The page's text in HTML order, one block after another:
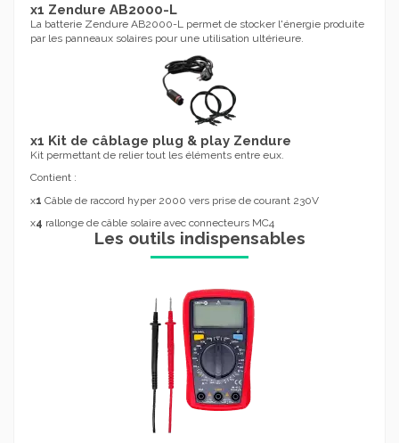
x1 Zendure AB2000-L
La batterie Zendure AB2000-L permet de stocker l'énergie produite
par les panneaux solaires pour une utilisation ultérieure.
x1 Kit de câblage plug & play Zendure
Kit permettant de relier tout les éléments entre eux.
Contient :
x1 Câble de raccord hyper 2000 vers prise de courant 230V
x4 rallonge de câble solaire avec connecteurs MC4
Les outils indispensables